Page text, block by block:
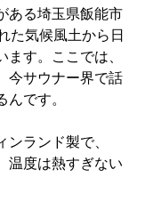
ある埼玉県飯能市
た気候風土から日
す。ここでは、
今サウナー界で話
です。
ランド製で、
温度は熱すぎない